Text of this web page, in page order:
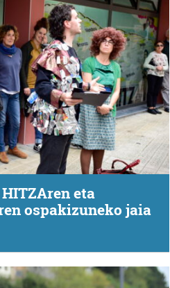
eta
ospakizuneko jaia